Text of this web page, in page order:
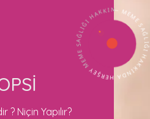
— MEME SAĞLIĞI HAKKINDA HERŞEY
MEME SAĞLIĞI HAKKINDA HERŞEY
? Niçin Yapılır?